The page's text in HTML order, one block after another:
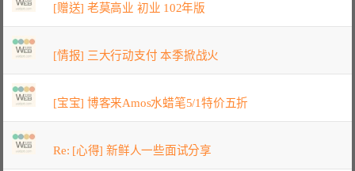
[赠送] 老莫高业 初业 102年版
[情报] 三大行动支付 本季掀战火
[宝宝] 博客来Amos水蜡笔5/1特价五折
Re: [心得] 新鲜人一些面试分享